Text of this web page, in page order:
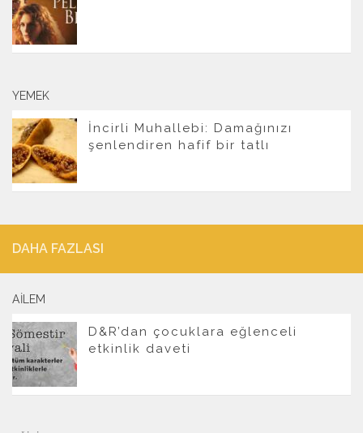
YEMEK
İncirli Muhallebi: Damağınızı
şenlendiren hafif bir tatlı
DAHA FAZLASI
AILEM
D&R’dan çocuklara eğlenceli
etkinlik daveti